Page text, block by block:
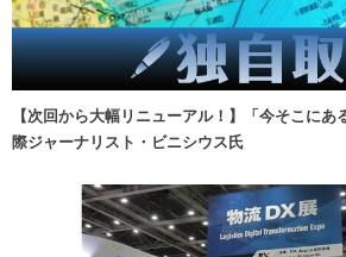
【次回から大幅リニューアル！】「今そこに
際ジャーナリスト・ビニシウス氏